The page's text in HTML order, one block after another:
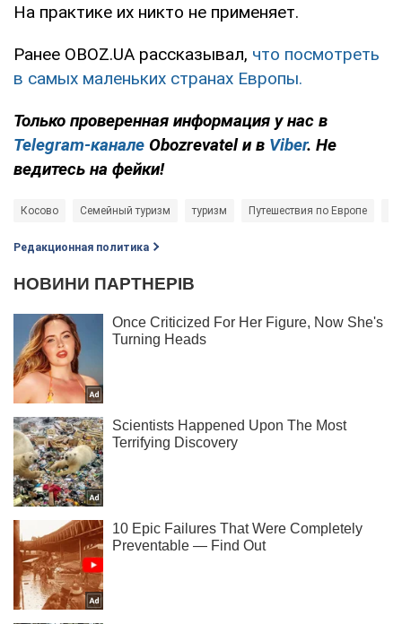
На практике их никто не применяет.
Ранее OBOZ.UA рассказывал, что посмотреть
в самых маленьких странах Европы.
Только проверенная информация у нас в
Telegram-канале Obozrevatel и в Viber. Не
ведитесь на фейки!
Косово Семейный туризм туризм Путешествия по Европе
Редакционная политика